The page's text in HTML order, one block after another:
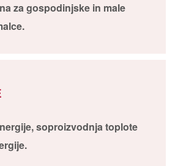
za gospodinjske in male
soproizvodnja toplote